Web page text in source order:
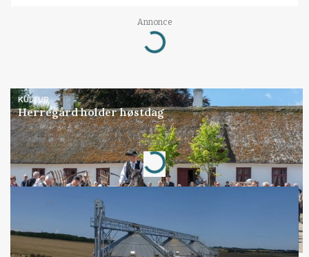
Annonce
Loading...
KULTUR
Herregård holder høstdag
Annonce
Loading...